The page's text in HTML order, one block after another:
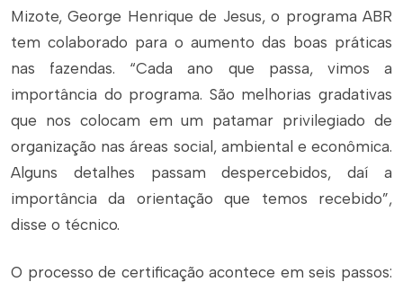
Mizote, George Henrique de Jesus, o programa ABR
tem colaborado para o aumento das boas práticas
nas fazendas. “Cada ano que passa, vimos a
importância do programa. São melhorias gradativas
que nos colocam em um patamar privilegiado de
organização nas áreas social, ambiental e econômica.
Alguns detalhes passam despercebidos, daí a
importância da orientação que temos recebido”,
disse o técnico.
O processo de certificação acontece em seis passos: